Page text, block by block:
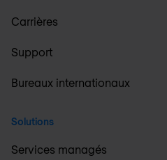
Carrières
Support
Bureaux internationaux
Solutions
Services managés